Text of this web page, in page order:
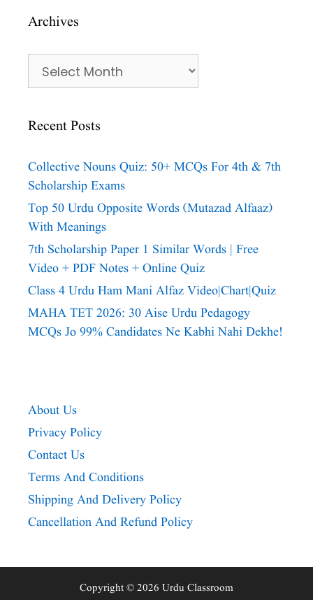
Archives
Archives
Recent Posts
Collective Nouns Quiz: 50+ MCQs For 4th & 7th
Scholarship Exams
Top 50 Urdu Opposite Words (Mutazad Alfaaz)
With Meanings
7th Scholarship Paper 1 Similar Words | Free
Video + PDF Notes + Online Quiz
Class 4 Urdu Ham Mani Alfaz Video|chart|quiz
MAHA TET 2026: 30 Aise Urdu Pedagogy
MCQs Jo 99% Candidates Ne Kabhi Nahi Dekhe!
About Us
Privacy Policy
Contact Us
Terms And Conditions
Shipping And Delivery Policy
Cancellation And Refund Policy
Copyright © 2026 Urdu Classroom